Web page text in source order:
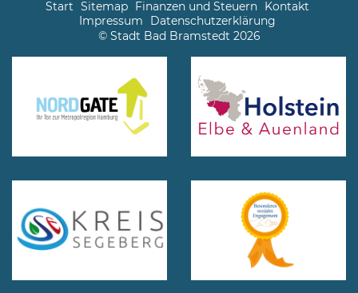
Start Sitemap Finanzen und Steuern Kontakt
Impressum
Datenschutzerklärung
© Stadt Bad Bramstedt 2026